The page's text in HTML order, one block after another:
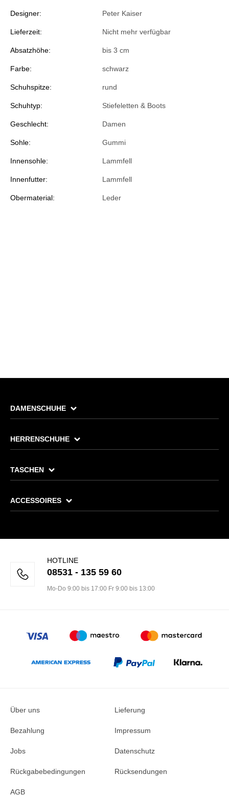
Designer: Peter Kaiser
Lieferzeit: Nicht mehr verfügbar
Absatzhöhe: bis 3 cm
Farbe: schwarz
Schuhspitze: rund
Schuhtyp: Stiefeletten & Boots
Geschlecht: Damen
Sohle: Gummi
Innensohle: Lammfell
Innenfutter: Lammfell
Obermaterial: Leder
DAMENSCHUHE
HERRENSCHUHE
TASCHEN
ACCESSOIRES
HOTLINE
08531 - 135 59 60
Mo-Do 9:00 bis 17:00 Fr 9:00 bis 13:00
Über uns Lieferung
Bezahlung Impressum
Jobs Datenschutz
Rückgabebedingungen Rücksendungen
AGB